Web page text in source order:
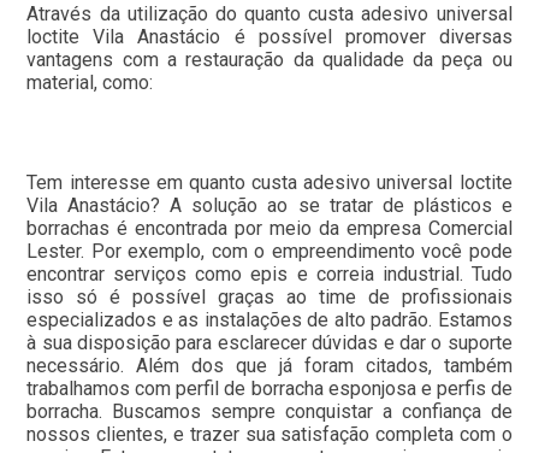
Através da utilização do quanto custa adesivo universal
loctite Vila Anastácio é possível promover diversas
vantagens com a restauração da qualidade da peça ou
material, como:
Tem interesse em quanto custa adesivo universal loctite
Vila Anastácio? A solução ao se tratar de plásticos e
borrachas é encontrada por meio da empresa Comercial
Lester. Por exemplo, com o empreendimento você pode
encontrar serviços como epis e correia industrial. Tudo
isso só é possível graças ao time de profissionais
especializados e as instalações de alto padrão. Estamos
à sua disposição para esclarecer dúvidas e dar o suporte
necessário. Além dos que já foram citados, também
trabalhamos com perfil de borracha esponjosa e perfis de
borracha. Buscamos sempre conquistar a confiança de
nossos clientes, e trazer sua satisfação completa com o